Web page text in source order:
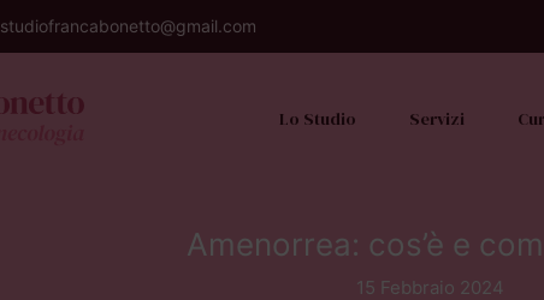
studiofrancabonetto@gmail.com
Lo Studio Servizi
Amenorrea: cos’è e
15 Febbraio 2024